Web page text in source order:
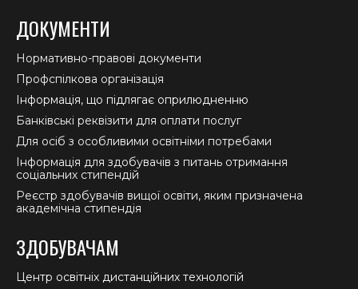
ДОКУМЕНТИ
Нормативно-правові документи
Профспілкова організація
Інформація, що підлягає оприлюдненню
Банківські реквізити для оплати послуг
Для осіб з особливими освітніми потребами
Інформація для здобувачів з питань отримання
соціальних стипендій
Реєстр здобувачів вищої освіти, яким призначена
академічна стипендія
ЗДОБУВАЧАМ
Центр освітніх дистанційних технологій